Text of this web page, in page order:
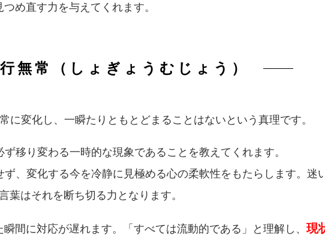
め直す力を与えてくれます。
無常（しょぎょうむじょう）
に変化し、一瞬たりともとどまることはないという真理です。
移り変わる一時的な現象であることを教えてくれます。
、変化する今を冷静に見極める心の柔軟性をもたらします。迷
葉はそれを断ち切る力となります。
間に対応が遅れます。「すべては流動的である」と理解し、現